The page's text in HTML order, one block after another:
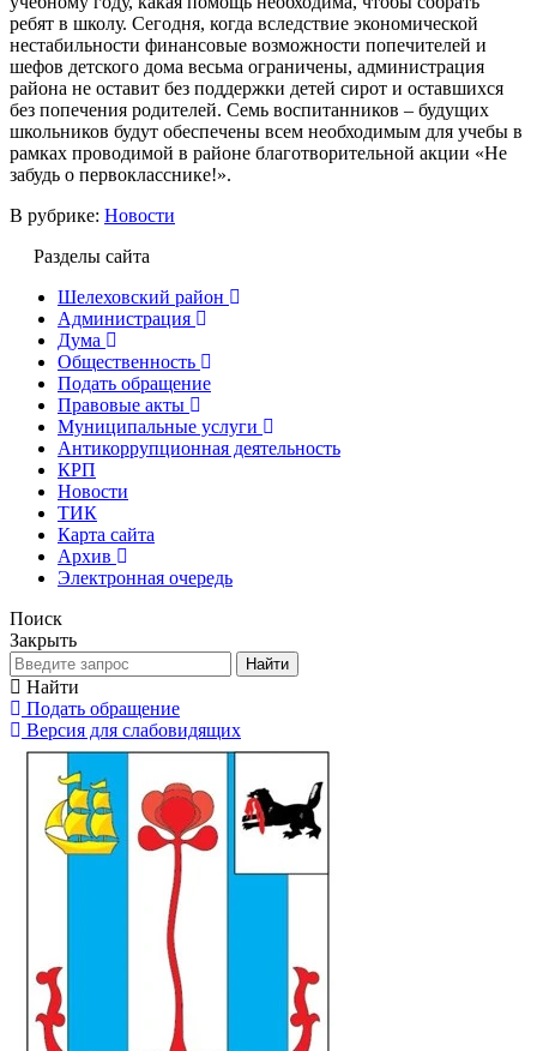
ребят в школу. Сегодня, когда вследствие экономической
нестабильности финансовые возможности попечителей и
шефов детского дома весьма ограничены, администрация
района не оставит без поддержки детей сирот и оставшихся
без попечения родителей. Семь воспитанников – будущих
школьников будут обеспечены всем необходимым для учебы в
рамках проводимой в районе благотворительной акции «Не
забудь о первокласснике!».
В рубрике: Новости
Разделы сайта
Шелеховский район
Администрация
Дума
Общественность
Подать обращение
Правовые акты
Муниципальные услуги
Антикоррупционная деятельность
КРП
Новости
ТИК
Карта сайта
Архив
Электронная очередь
Поиск
Закрыть
Найти
Найти
Подать обращение
Версия для слабовидящих